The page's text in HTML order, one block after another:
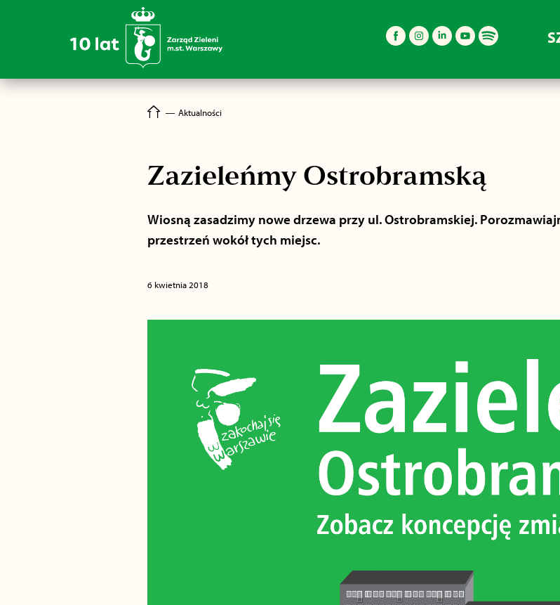
― Aktualności
Zazieleńmy Ostrobramską
Wiosną zasadzimy nowe drzewa przy ul. Ostrobramskiej.
przestrzeń wokół tych miejsc.
6 kwietnia 2018